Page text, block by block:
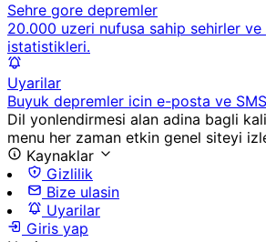
Sehre gore depremler
20.000 uzeri nufusa sahip sehirler
istatistikleri.
Uyarilar
Buyuk depremler icin e-posta ve
Dil yonlendirmesi alan adina bagli
menu her zaman etkin genel siteyi
Kaynaklar
Gizlilik
Bize ulasin
Uyarilar
Giris yap